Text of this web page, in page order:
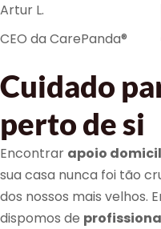
Artur L.
CEO da CarePanda®
Cuidado
perto de si
Encontrar apoio
sua casa nunca foi tão
dos nossos mais velhos.
dispomos de